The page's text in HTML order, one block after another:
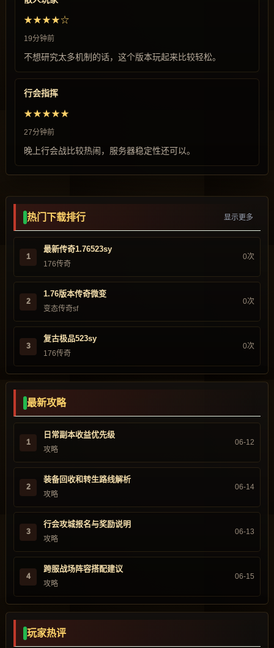
★★★★☆
19分钟前
不想研究太多机制的话，这个版本玩起来比较轻松。
行会指挥
★★★★★
27分钟前
晚上行会战比较热闹，服务器稳定性还可以。
热门下载排行 显示更多
1
最新传奇1.76523sy
176传奇
0次
2
1.76版本传奇微变
变态传奇sf
0次
3
复古极品523sy
176传奇
0次
最新攻略
1
日常副本收益优先级
攻略
06-12
2
装备回收和转生路线解析
攻略
06-14
3
行会攻城报名与奖励说明
攻略
06-13
4
跨服战场阵容搭配建议
攻略
06-15
玩家热评